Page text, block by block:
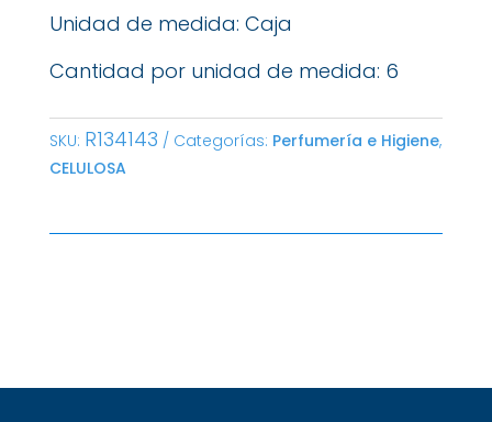
Unidad de medida: Caja
Cantidad por unidad de medida: 6
SKU: R134143 Categorías: Perfumería e Higiene,
CELULOSA